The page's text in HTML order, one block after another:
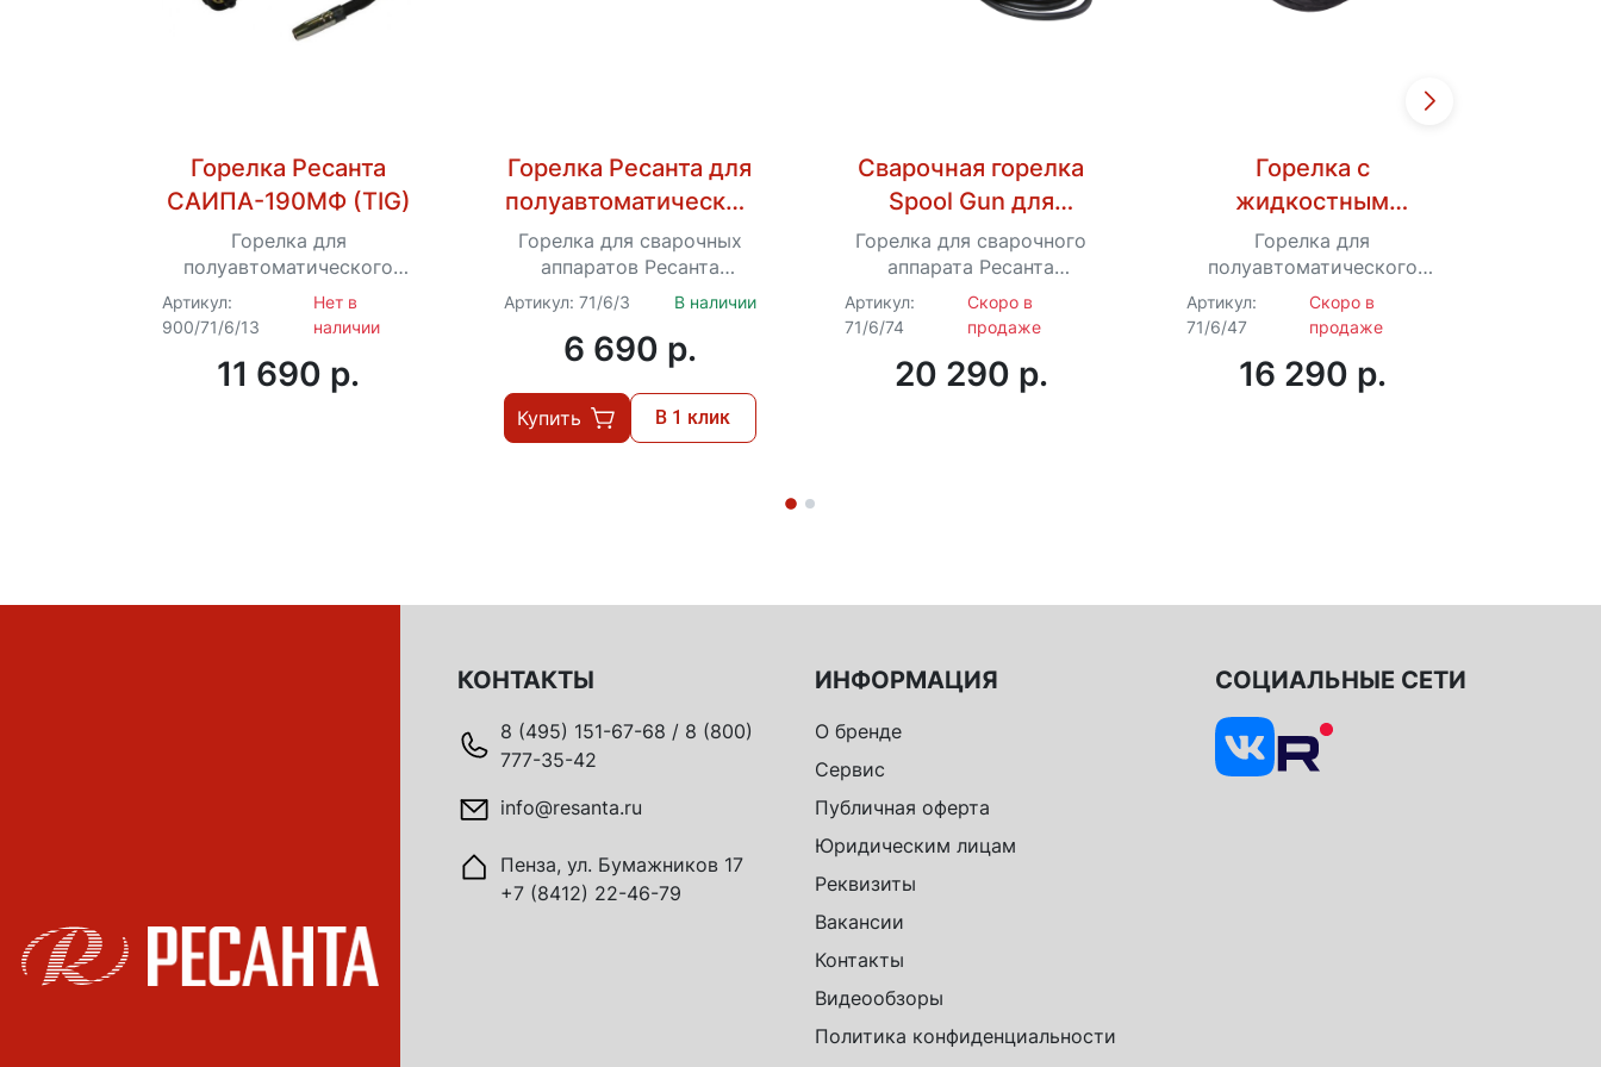
Горелка Ресанта
САИПА-190МФ (TIG)
Горелка для
полуавтоматического
сварочного аппарата
инверторного типа
(TIG)
Артикул:
900/71/6/13
Нет в
наличии
11 690 p.
Горелка Ресанта для
полуавтоматической
сварки САИПА-200,
220, 220
Горелка для сварочных
аппаратов Ресанта
САИПА-220, САИПА-200​,
САИПА-220
Артикул: 71/6/3 В наличии
6 690 p.
Купить В 1 клик
Сварочная горелка
Spool Gun для
Ресанта САИПА-220
Горелка для сварочного
аппарата Ресанта
САИПА-220 (MIG/MAG)
Артикул:
71/6/74
Скоро в
продаже
20 290 p.
Горелка с
жидкостным
охлаждением для
Ресанта САИПА-500
Горелка для
полуавтоматического
сварочного аппарата
инвенторного типа
Ресанта САИПА-500
Артикул:
71/6/47
Скоро в
продаже
16 290 p.
КОНТАКТЫ
8 (495) 151-67-68 / 8 (800)
777-35-42
info@resanta.ru
Пенза, ул. Бумажников 17
+7 (8412) 22-46-79
ИНФОРМАЦИЯ
О бренде
Сервис
Публичная оферта
Юридическим лицам
Реквизиты
Вакансии
Контакты
Видеообзоры
Политика конфиденциальности
СОЦИАЛЬНЫЕ СЕТИ